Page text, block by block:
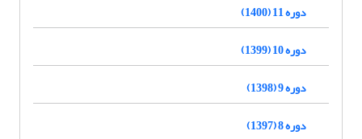
دوره 11 (1400)
دوره 10 (1399)
دوره 9 (1398)
دوره 8 (1397)